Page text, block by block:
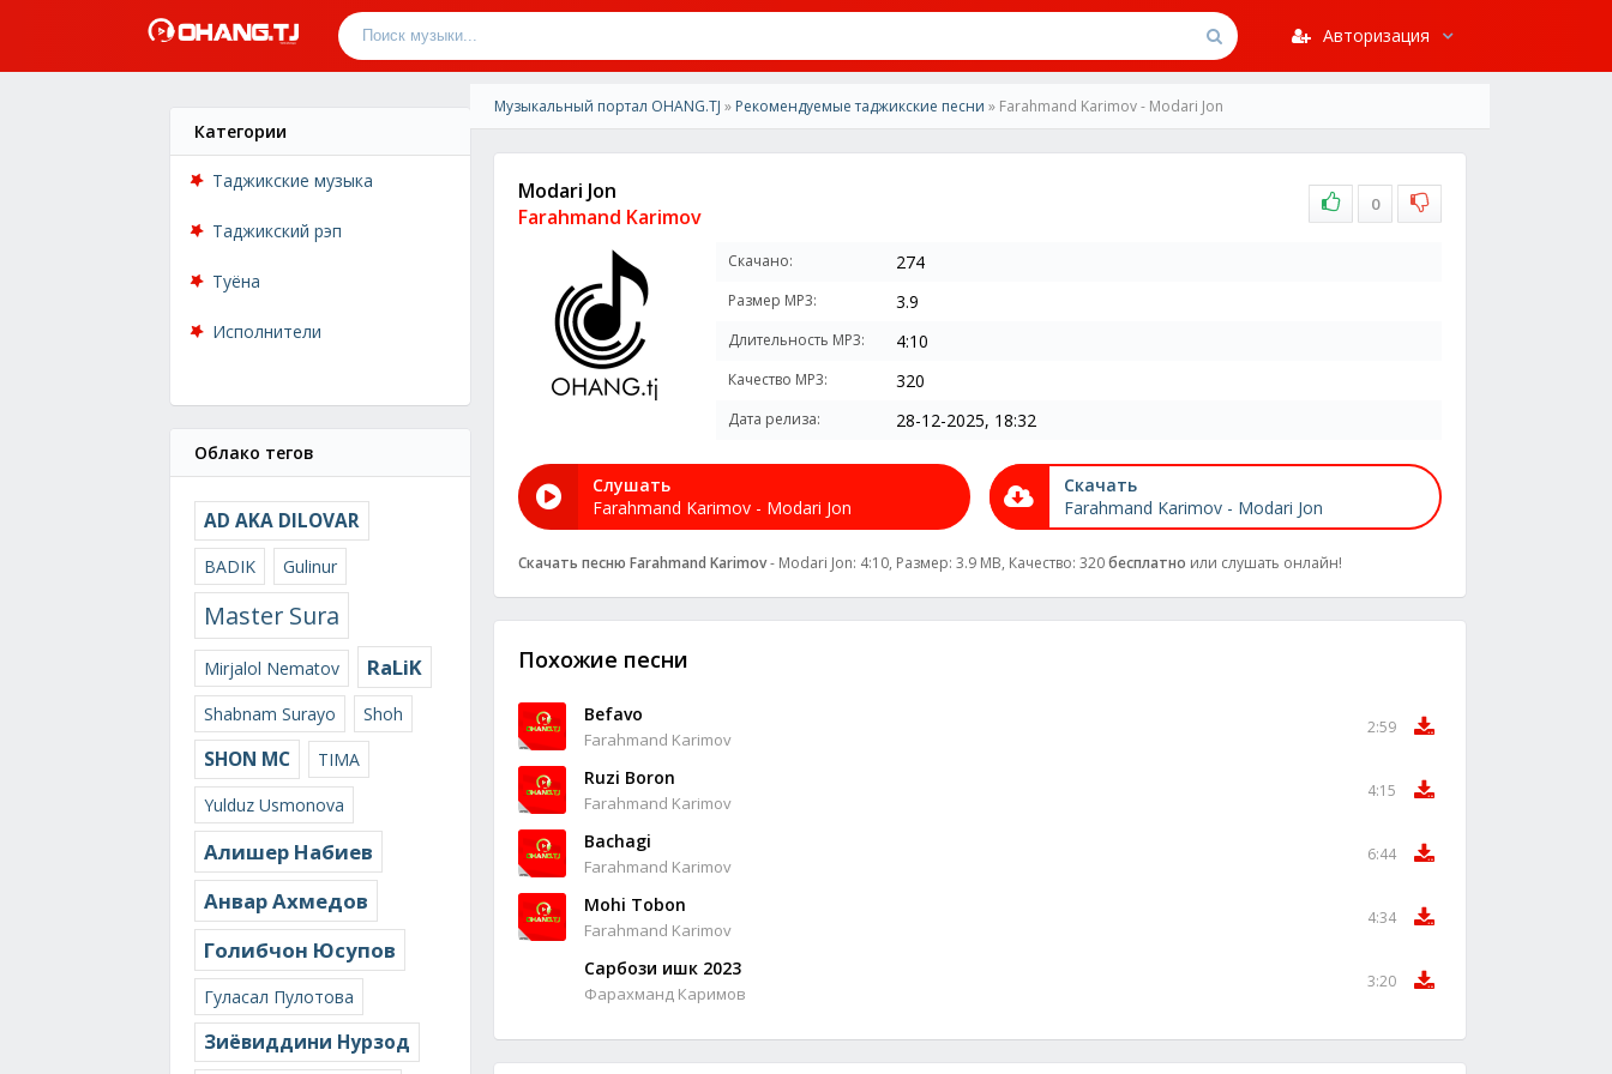
Авторизация
Категории
Таджикские музыка
Таджикский рэп
Туёна
Исполнители
Облако тегов
AD AKA DILOVAR
BADIK Gulinur
Master Sura
Mirjalol Nematov RaLiK
Shabnam Surayo Shoh
SHON MC
TIMA
Yulduz Usmonova
Алишер Набиев
Анвар Ахмедов
Голибчон Юсупов
Гуласал Пулотова
Зиёвиддини Нурзод
Музыкальный портал OHANG.TJ » Рекомендуемые таджикские песни » Farahmand Karimov - Modari Jon
Modari Jon
Farahmand Karimov
0
Скачано: 274
Размер MP3: 3.9
Длительность MP3: 4:10
Качество MP3: 320
Дата релиза: 28-12-2025, 18:32
Слушать
Farahmand Karimov - Modari Jon
Скачать
Farahmand Karimov - Modari Jon
Скачать песню Farahmand Karimov- Modari Jon: 4:10, Размер: 3.9 MB, Качество: 320бесплатно или слушать онлайн!
Похожие песни
Befavo
Farahmand Karimov
2:59
Ruzi Boron
Farahmand Karimov
4:15
Bachagi
Farahmand Karimov
6:44
Mohi Tobon
Farahmand Karimov
4:34
Сарбози ишк 2023
Фарахманд Каримов
3:20